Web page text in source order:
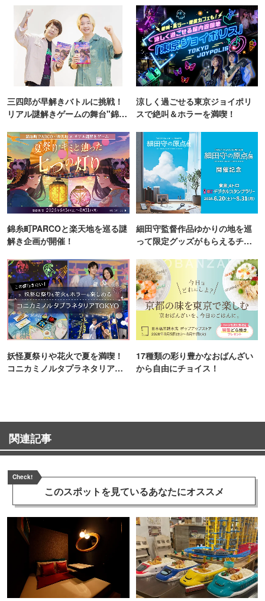
三四郎が早解きバトルに挑戦！
リアル謎解きゲームの舞台"錦糸
涼しく過ごせる東京ジョイポリ
スで絶叫＆ホラーを満喫！
錦糸町PARCOと楽天地を巡る謎
解き企画が開催！
細田守監督作品ゆかりの地を巡
って限定グッズがもらえるチャ
妖怪夏祭りや花火で夏を満喫！
コニカミノルタプラネタリア
17種類の彩り豊かなおばんざい
から自由にチョイス！
関連記事
Check!
このスポットを見ているあなたにオススメ